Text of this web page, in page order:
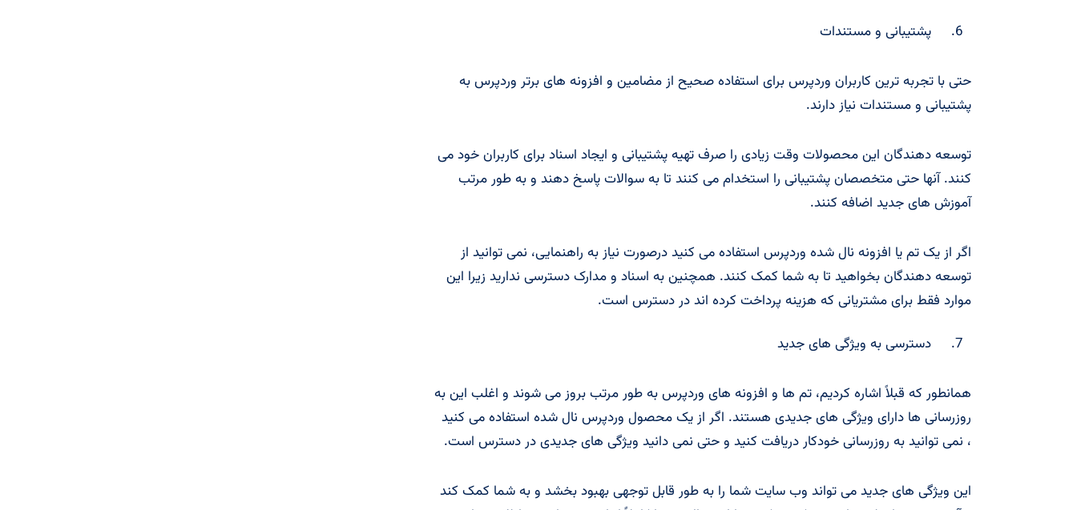
پشتیبانی و مستندات
حتی با تجربه ترین کاربران وردپرس برای استفاده صحیح از مضامین و افزونه های برتر وردپرس به
پشتیبانی و مستندات نیاز دارند.
توسعه دهندگان این محصولات وقت زیادی را صرف تهیه پشتیبانی و ایجاد اسناد برای کاربران خود می
کنند. آنها حتی متخصصان پشتیبانی را استخدام می کنند تا به سوالات پاسخ دهند و به طور مرتب
آموزش های جدید اضافه کنند.
اگر از یک تم یا افزونه نال شده وردپرس استفاده می کنید درصورت نیاز به راهنمایی، نمی توانید از
توسعه دهندگان بخواهید تا به شما کمک کنند. همچنین به اسناد و مدارک دسترسی ندارید زیرا این
موارد فقط برای مشتریانی که هزینه پرداخت کرده اند در دسترس است.
دسترسی به ویژگی های جدید
همانطور که قبلاً اشاره کردیم، تم ها و افزونه های وردپرس به طور مرتب بروز می شوند و اغلب این به
روزرسانی ها دارای ویژگی های جدیدی هستند. اگر از یک محصول وردپرس نال شده استفاده می کنید
، نمی توانید به روزرسانی خودکار دریافت کنید و حتی نمی دانید ویژگی های جدیدی در دسترس است.
این ویژگی های جدید می تواند وب سایت شما را به طور قابل توجهی بهبود بخشد و به شما کمک کند